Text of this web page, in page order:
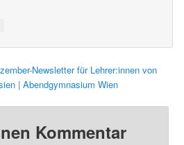
Newsletter für Lehrer:innen von
| Abendgymnasium Wien
Kommentar